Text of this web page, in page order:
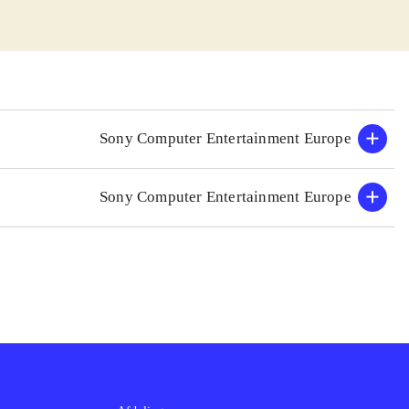
rummer 4
har set på
Man bliver
Sony Computer Entertainment Europe
Sony Computer Entertainment Europe